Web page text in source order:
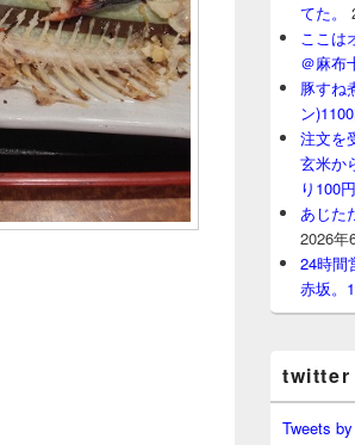
てた。
ここは
＠麻布
豚すね
ン
注文を
玄米か
り100
あじた
2026年
24時間
赤坂。
twitter
Tweets